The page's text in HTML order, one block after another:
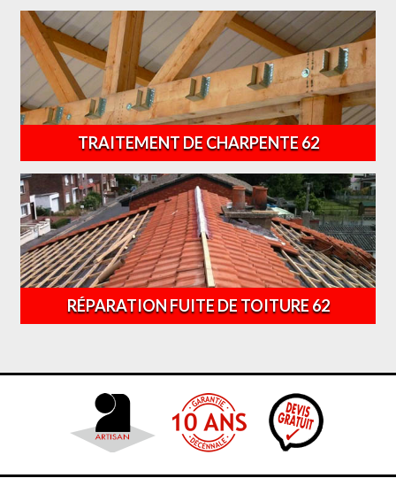
TRAITEMENT DE CHARPENTE 62
RÉPARATION FUITE DE TOITURE 62